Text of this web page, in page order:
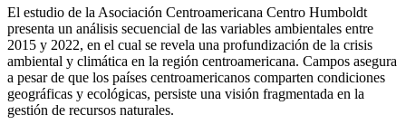
El estudio de la Asociación Centroamericana Centro Humboldt
presenta un análisis secuencial de las variables ambientales entre
2015 y 2022, en el cual se revela una profundización de la crisis
ambiental y climática en la región centroamericana. Campos asegura
a pesar de que los países centroamericanos comparten condiciones
geográficas y ecológicas, persiste una visión fragmentada en la
gestión de recursos naturales.